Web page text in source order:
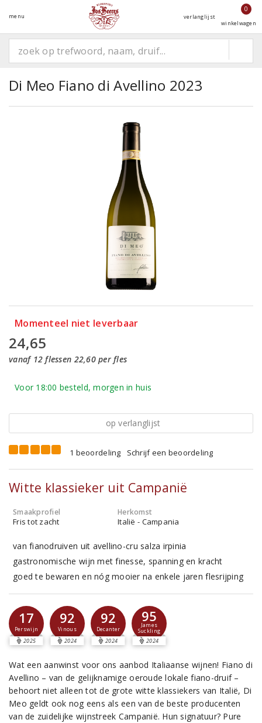
menu verlanglijst
0
winkelwagen
Di Meo Fiano di Avellino 2023
Momenteel niet leverbaar
24,65
vanaf 12 flessen 22,60 per fles
Voor 18:00 besteld, morgen in huis
op verlanglijst
1 beoordeling Schrijf een beoordeling
Witte klassieker uit Campanië
Smaakprofiel
Fris tot zacht
Herkomst
Italië - Campania
van fianodruiven uit avellino-cru salza irpinia
gastronomische wijn met finesse, spanning en kracht
goed te bewaren en nóg mooier na enkele jaren flesrijping
17
Perswijn
2025
92
Vinous
2024
92
Decanter
2024
95
James
Suckling
2024
Wat een aanwinst voor ons aanbod Italiaanse wijnen! Fiano di
Avellino – van de gelijknamige oeroude lokale fiano-druif –
behoort niet alleen tot de grote witte klassiekers van Italië, Di
Meo geldt ook nog eens als een van de beste producenten
van de zuidelijke wijnstreek Campanië. Hun signatuur? Pure